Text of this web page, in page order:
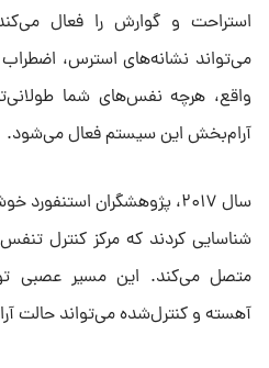
استراحت و گوارش را فعال
می‌تواند نشانه‌های استرس،
واقع، هرچه نفس‌های شما
آرام‌بخش این سیستم فعال می‌شود.
سال ۲۰۱۷، پژوهشگران
شناسایی کردند که مرکز کنترل
متصل می‌کند. این مسیر عصبی
آهسته و کنترل‌شده می‌تواند حالت